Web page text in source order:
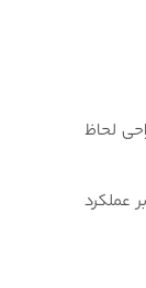
لحاظ
عملکرد